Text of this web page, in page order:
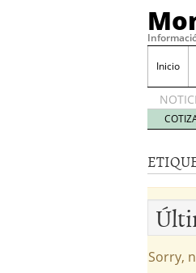
Inicio
Sorry,